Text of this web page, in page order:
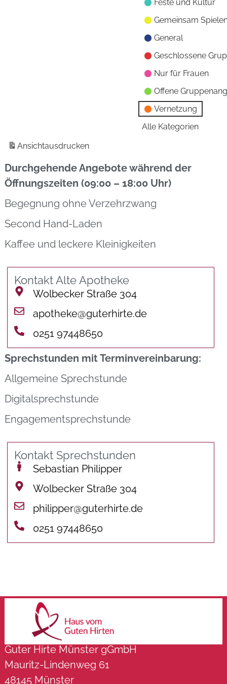
Feste und Kultur
Gemeinsam
General
Geschlossene
Nur für Frauen
Offene
Vernetzung
Alle Kategorien
Ansichtausdrucken
Durchgehende Angebote während der
Öffnungszeiten (09:00 – 18:00 Uhr)
Begegnung ohne Verzehrzwang
Second Hand-Laden
Kaffee und leckere Kleinigkeiten
Kontakt Alte Apotheke
Wolbecker Straße 304
apotheke@guterhirte.de
0251 97448650
Sprechstunden mit Terminvereinbarung:
Allgemeine Sprechstunde
Digitalsprechstunde
Engagementsprechstunde
Kontakt Sprechstunden
Sebastian Philipper
Wolbecker Straße 304
philipper@guterhirte.de
0251 97448650
Guter Hirte Münster gGmbH
Mauritz-Lindenweg 61
48145 Münster